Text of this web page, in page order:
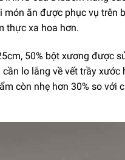
ăn được phục vụ trên
thực xa hoa hơn.
50% bột xương được
lo lắng về vết trầy
còn nhẹ hơn 30% so